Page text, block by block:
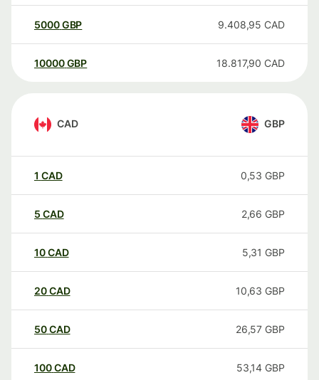
5000GBP 9.408,95 CAD
10000 GBP 18.817,90 CAD
CAD GBP
1 CAD 0,53 GBP
5 CAD 2,66 GBP
10CAD 5,31 GBP
20CAD 10,63 GBP
50CAD 26,57 GBP
100CAD 53,14 GBP